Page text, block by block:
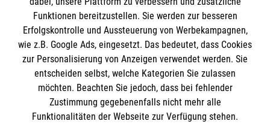
Informationen
Impressum
Datenschutz
Barrierefreiheit
Die Malteser
Funktionen bereitzustellen. Sie werden zur besseren
Erfolgskontrolle und Aussteuerung von Werbekampagnen,
wie z.B. Google Ads, eingesetzt. Das bedeutet, dass Cookies
zur Personalisierung von Anzeigen verwendet werden. Sie
entscheiden selbst, welche Kategorien Sie zulassen
möchten. Beachten Sie jedoch, dass bei fehlender
Zustimmung gegebenenfalls nicht mehr alle
Funktionalitäten der Webseite zur Verfügung stehen.